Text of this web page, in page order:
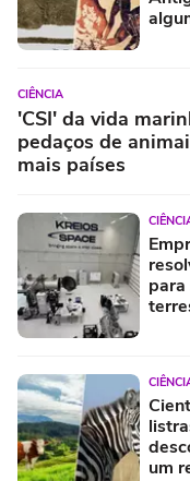
CIÊNCIA
'CSI' da vida
pedaços de
mais países
um